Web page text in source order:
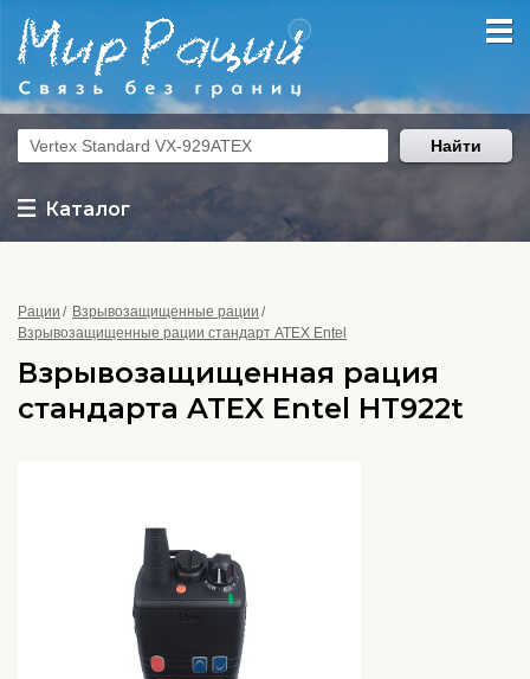
Каталог
Найти
Рации
Взрывозащищенные рации
Взрывозащищенные рации стандарт ATEX Entel
Взрывозащищенная рация
стандарта ATEX Entel HT922t